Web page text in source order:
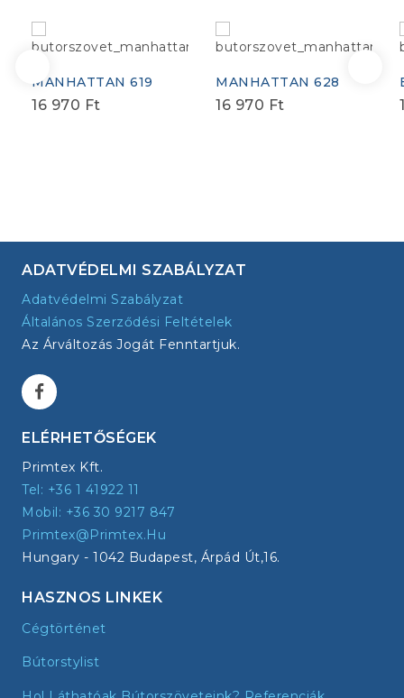
MANHATTAN 619
16 970 Ft
MANHATTAN 628
16 970 Ft
ADATVÉDELMI SZABÁLYZAT
Adatvédelmi Szabályzat
Általános Szerződési Feltételek
Az Árváltozás Jogát Fenntartjuk.
ELÉRHETŐSÉGEK
Primtex Kft.
Tel: +36 1 41922 11
Mobil: +36 30 9217 847
Primtex@primtex.hu
Hungary - 1042 Budapest, Árpád Út,16.
HASZNOS LINKEK
Cégtörténet
Bútorstylist